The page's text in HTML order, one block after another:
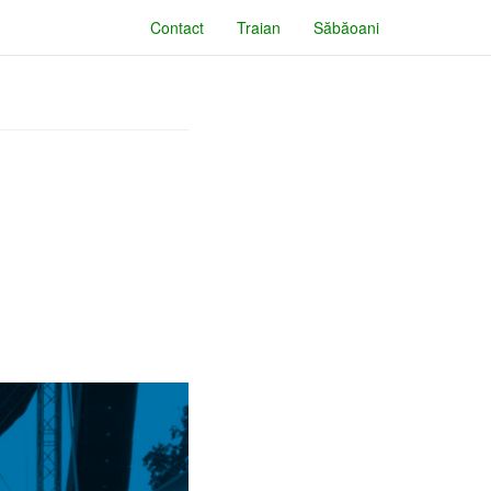
Contact Traian Săbăoani